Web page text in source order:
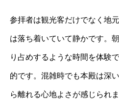
参拝者は観光客だけでなく地
は落ち着いていて静かです。
り占めするような時間を体験
的です。混雑時でも本殿は深
ら離れる心地よさが感じられ